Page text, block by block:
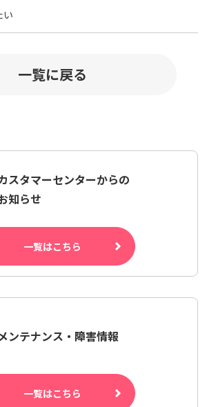
い
一覧に戻る
スタマーセンターからの
知らせ
一覧はこちら
ンテナンス・障害情報
一覧はこちら